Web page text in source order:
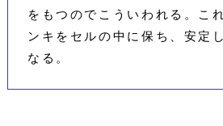
をもつのでこういわれる。こ
ンキをセルの中に保ち、安定
なる。